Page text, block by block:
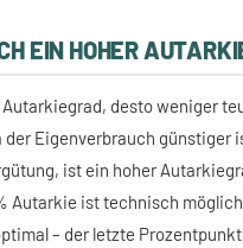
EIN HOHER
desto weniger
der Eigenverbrauch günstiger
ist ein hoher
Autarkie ist technisch
– der letzte